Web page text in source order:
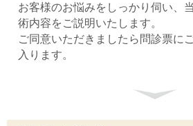
お客様のお悩みをしっかり伺い、
術内容をご説明いたします。
ご同意いただきましたら問診票に
入ります。